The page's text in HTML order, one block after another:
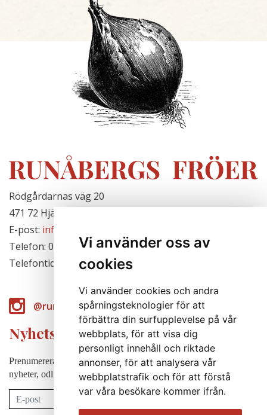
Vi använder oss av
cookies
Vi använder cookies och andra
spårningsteknologier för att
förbättra din surfupplevelse på vår
webbplats, för att visa dig
personligt innehåll och riktade
annonser, för att analysera vår
webbplatstrafik och för att förstå
var våra besökare kommer ifrån.
Rödgårdarnas väg 20
471 72 Hjälteby, Sverige
E-post: info@runabergsfroer.se
Telefon: 0303-777140
Telefontid: Stängt för säsongen
@runabergsfroer
Nyhetsbrev
Prenumerera på vårt nyhetsbrev för att några gånger per år få
nyheter, odlingstips m.m.
Prenumerera